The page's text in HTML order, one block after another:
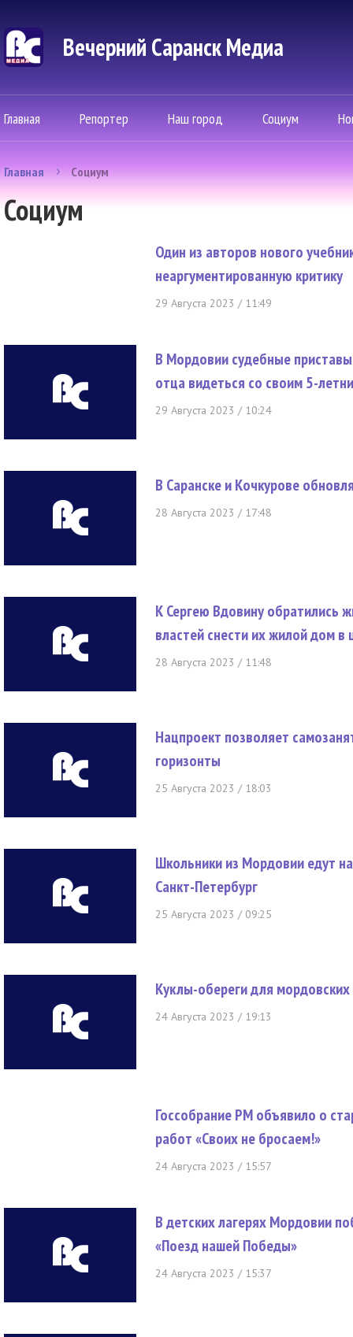
Вечерний Саранск Mедиа
Главная Репортер Наш город Социум
Главная Социум
Социум
Один из авторов нового
неаргументированную критику
29 Августа 2023 / 11:49
В Мордовии судебные
отца видеться со своим 5-
29 Августа 2023 / 10:24
В Саранске и Кочкурове
28 Августа 2023 / 17:48
К Сергею Вдовину обратились
властей снести их жилой дом в
28 Августа 2023 / 11:48
Нацпроект позволяет
горизонты
25 Августа 2023 / 18:03
Школьники из Мордовии едут
Санкт-Петербург
25 Августа 2023 / 09:25
Куклы-обереги для
24 Августа 2023 / 19:13
Госсобрание РМ объявило о
работ «Своих не бросаем!»
24 Августа 2023 / 15:57
В детских лагерях Мордовии
«Поезд нашей Победы»
24 Августа 2023 / 15:37